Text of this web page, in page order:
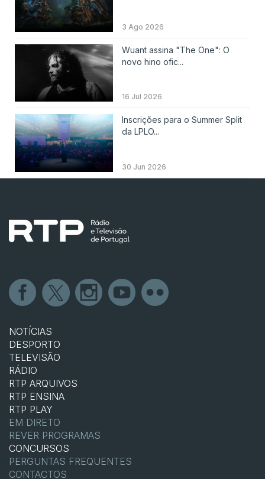
3 Ago 2026
Wuant assina "The One": O
novo hino ofic...
16 Jul 2026
Inscrições para o Summer Split
da LPLO...
30 Jun 2026
NOTÍCIAS
DESPORTO
TELEVISÃO
RÁDIO
RTP ARQUIVOS
RTP ENSINA
RTP PLAY
EM DIRETO
REVER PROGRAMAS
CONCURSOS
PERGUNTAS FREQUENTES
CONTACTOS